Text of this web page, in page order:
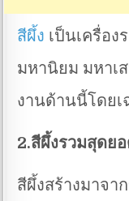
สีผึ้ง เป็นเครื่อง
มหานิยม มหาเ
งานด้านนี้โดยเ
2.สีผึ้งรวมสุดย
สีผึ้งสร้างมาจา